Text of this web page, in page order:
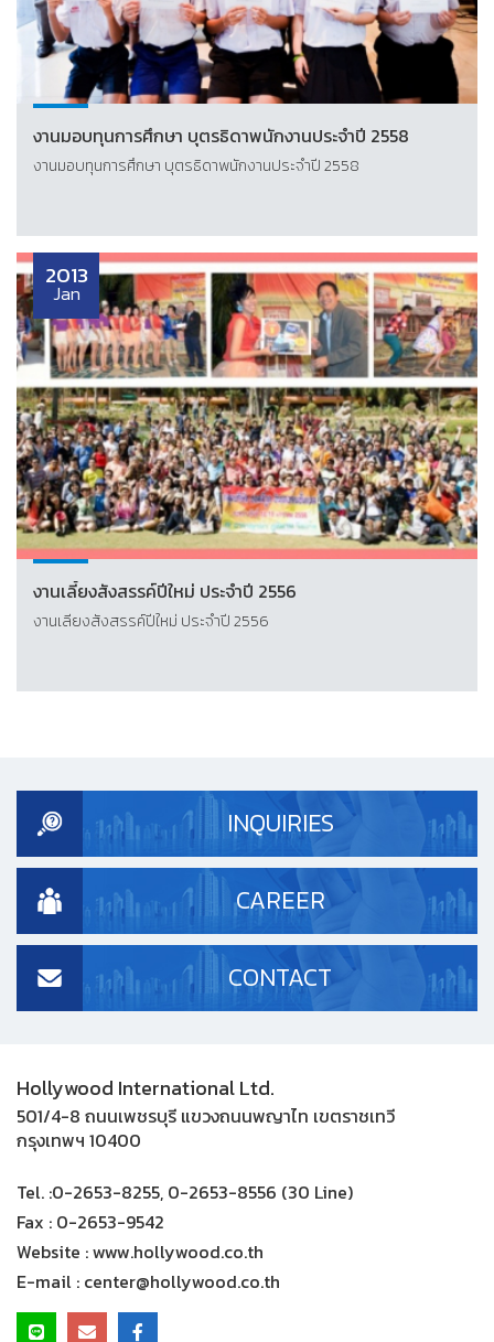
งานมอบทุนการศึกษา บุตรธิดาพนักงานประจำปี 2558
งานมอบทุนการศึกษา บุตรธิดาพนักงานประจำปี 2558
2013
Jan
งานเลี้ยงสังสรรค์ปีใหม่ ประจำปี 2556
งานเลี้ยงสังสรรค์ปีใหม่ ประจำปี 2556
INQUIRIES
CAREER
CONTACT
Hollywood International Ltd.
501/4-8 ถนนเพชรบุรี แขวงถนนพญาไท เขตราชเทวี
กรุงเทพฯ 10400
Tel. :0-2653-8255, 0-2653-8556 (30 Line)
Fax : 0-2653-9542
Website :www.hollywood.co.th
E-mail : center@hollywood.co.th